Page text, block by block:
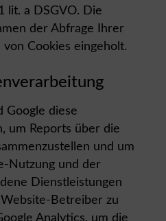
lit. a DSGVO. Die
der Abfrage Ihrer
von Cookies eingeholt.
Google diese
um Reports über die
und um
Nutzung und der
Dienstleistungen
Betreiber zu
Analytics, um die